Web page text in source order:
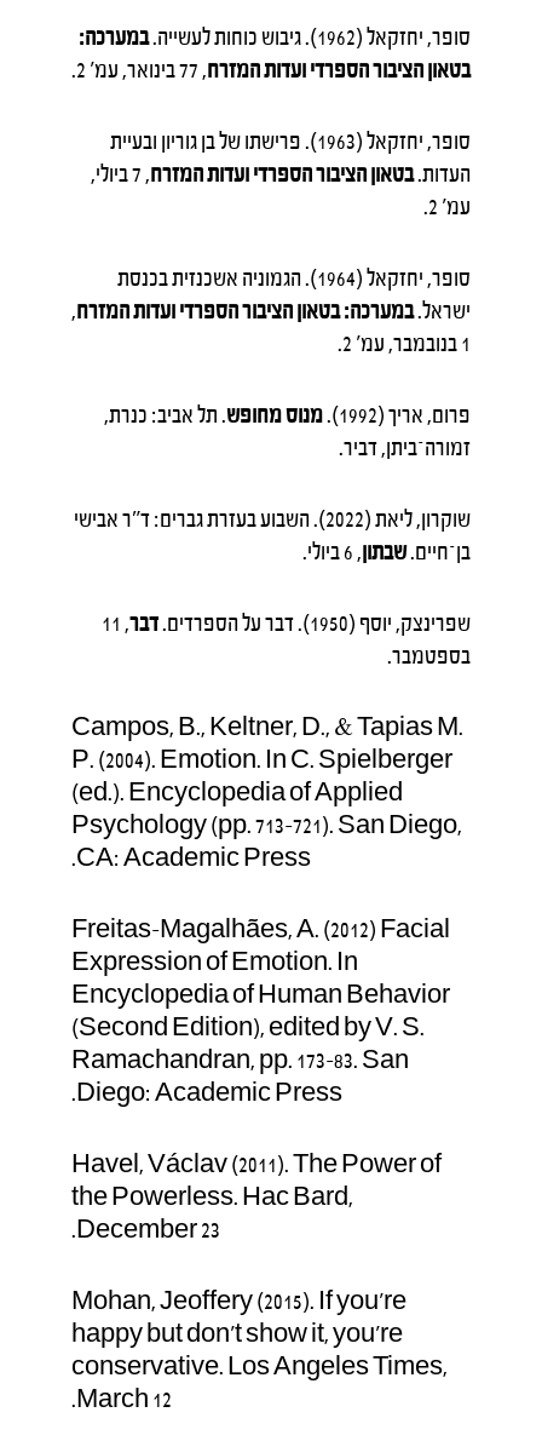
סופר, יחזקאל (1962). גיבוש כוחות לעשייה.
במערכה:
בטאון הציבור הספרדי ועדות המזרח, 77 בינואר, עמ' 2.
סופר, יחזקאל (1963). פרישתו של בן גוריון ובעיית
העדות.בטאון הציבור הספרדי ועדות המזרח
, 7 ביולי,
עמ' 2.
סופר, יחזקאל (1964). הגמוניה אשכנזית בכנסת
ישראל.במערכה: בטאון הציבור הספרדי ועדות המזרח,
1 בנובמבר, עמ' 2.
פרום, אריך (1992). מנוס מחופש. תל אביב: כנרת,
זמורה־ביתן, דביר.
שוקרון, ליאת (2022). השבוע בעזרת גברים: ד"ר אבישי
בן־חיים.שבתון, 6 ביולי.
שפרינצק, יוסף (1950). דבר על הספרדים. דבר , 11
בספטמבר.
Campos, B., Keltner, D., & Tapias M.
P. (2004). Emotion. In C. Spielberger
(ed.). Encyclopedia of Applied
Psychology (pp. 713–721). San Diego,
CA: Academic Press.
Freitas-Magalhães, A. (2012) Facial
Expression of Emotion. In
Encyclopedia of Human Behavior
(Second Edition), edited by V. S.
Ramachandran, pp. 173-83. San
Diego: Academic Press.
Havel, Václav (2011). The Power of
the Powerless. Hac Bard,
December 23.
Mohan, Jeoffery (2015). If you're
happy but don't show it, you're
conservative. Los Angeles Times,
March 12.